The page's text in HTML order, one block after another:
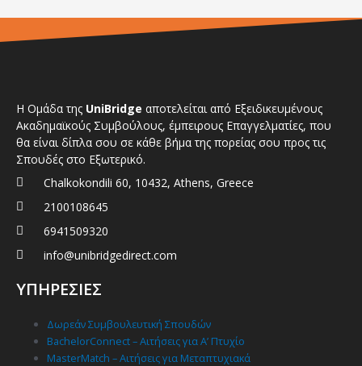
Η Ομάδα της UniBridge αποτελείται από Εξειδικευμένους
Ακαδημαϊκούς Συμβούλους, έμπειρους Επαγγελματίες, που
θα είναι δίπλα σου σε κάθε βήμα της πορείας σου προς τις
Σπουδές στο Εξωτερικό.
Chalkokondili 60, 10432, Athens, Greece
2100108645
6941509320
info@unibridgedirect.com
ΥΠΗΡΕΣΙΕΣ
Δωρεάν Συμβουλευτική Σπουδών
BachelorConnect – Αιτήσεις για Α’ Πτυχίο
MasterMatch – Αιτήσεις για Μεταπτυχιακά